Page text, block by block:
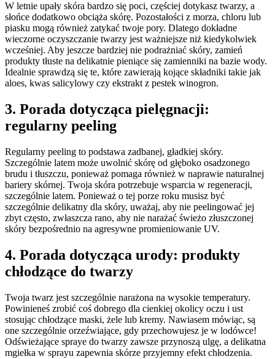
W letnie upały skóra bardzo się poci, częściej dotykasz twarzy, a
słońce dodatkowo obciąża skórę. Pozostałości z morza, chloru lub
piasku mogą również zatykać twoje pory. Dlatego dokładne
wieczorne oczyszczanie twarzy jest ważniejsze niż kiedykolwiek
wcześniej. Aby jeszcze bardziej nie podrażniać skóry, zamień
produkty tłuste na delikatnie pieniące się zamienniki na bazie wody.
Idealnie sprawdzą się te, które zawierają kojące składniki takie jak
aloes, kwas salicylowy czy ekstrakt z pestek winogron.
3. Porada dotycząca pielęgnacji:
regularny peeling
Regularny peeling to podstawa zadbanej, gładkiej skóry.
Szczególnie latem może uwolnić skórę od głęboko osadzonego
brudu i tłuszczu, ponieważ pomaga również w naprawie naturalnej
bariery skórnej. Twoja skóra potrzebuje wsparcia w regeneracji,
szczególnie latem. Ponieważ o tej porze roku musisz być
szczególnie delikatny dla skóry, uważaj, aby nie peelingować jej
zbyt często, zwłaszcza rano, aby nie narażać świeżo złuszczonej
skóry bezpośrednio na agresywne promieniowanie UV.
4. Porada dotycząca urody: produkty
chłodzące do twarzy
Twoja twarz jest szczególnie narażona na wysokie temperatury.
Powinieneś zrobić coś dobrego dla cienkiej okolicy oczu i ust
stosując chłodzące maski, żele lub kremy. Nawiasem mówiąc, są
one szczególnie orzeźwiające, gdy przechowujesz je w lodówce!
Odświeżające spraye do twarzy zawsze przynoszą ulgę, a delikatna
mgiełka w sprayu zapewnia skórze przyjemny efekt chłodzenia.